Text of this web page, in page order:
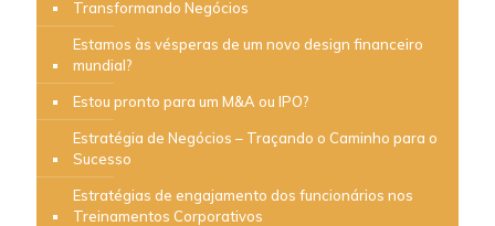
Transformando Negócios
Estamos às vésperas de um novo design financeiro
mundial?
Estou pronto para um M&A ou IPO?
Estratégia de Negócios – Traçando o Caminho para o
Sucesso
Estratégias de engajamento dos funcionários nos
Treinamentos Corporativos